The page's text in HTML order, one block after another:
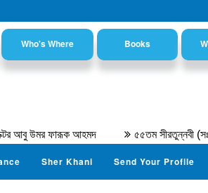
Who's Where Books
আহমদ ৫৫তম সীরতুন্নবী (সঃ) মাহফিল এর
Sher Khani Send Your Profile